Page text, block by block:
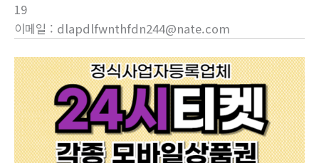
19
이메일 : dlapdlfwnthfdn244@nate.com